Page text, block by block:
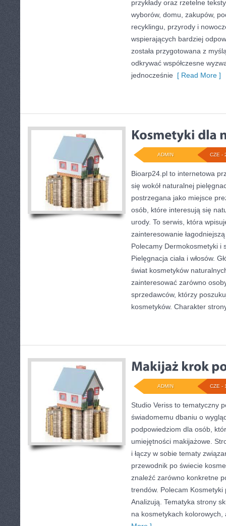
przykłady oraz rzetelne
wyborów, domu, zakupów,
recyklingu, przyrody i
wspierających bardziej
została przygotowana z
odkrywać współczesne
jednocześnie [ Read More ]
CZE -
ADMIN
Bioarp24.pl to internetowa
się wokół naturalnej
postrzegana jako miejsce
osób, które interesują się
urody. To serwis, która
zainteresowanie
Polecamy Dermokosmetyki i
Pielęgnacja ciała i włosów.
świat kosmetyków
zainteresować zarówno
sprzedawców, którzy
kosmetyków. Charakter
CZE -
ADMIN
Studio Veriss to tematyczny
świadomemu dbaniu o
podpowiedziom dla osób,
umiejętności makijażowe.
i łączy w sobie tematy
przewodnik po świecie
znaleźć zarówno konkretne
trendów. Polecam Kosmetyki
Analizują. Tematyka strony
na kosmetykach